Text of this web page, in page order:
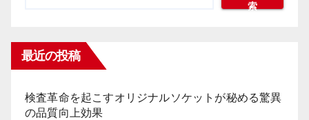
索
最近の投稿
検査革命を起こすオリジナルソケットが秘める驚異
の品質向上効果